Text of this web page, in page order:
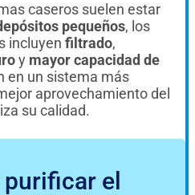
caseros suelen estar
pequeños, los
incluyen filtrado,
y mayor capacidad de
en un sistema más
aprovechamiento del
su calidad.
el